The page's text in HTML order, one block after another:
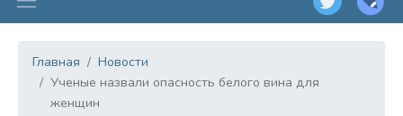
Главная
Новости
Ученые назвали опасность белого вина для
женщин